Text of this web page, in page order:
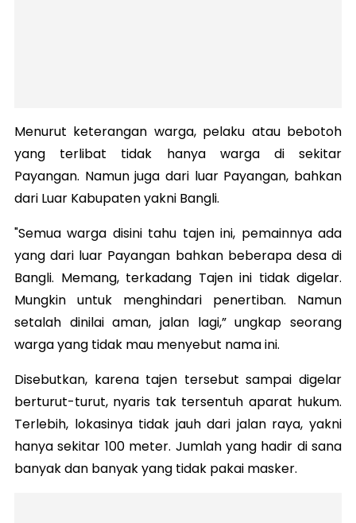
Menurut keterangan warga, pelaku atau bebotoh
yang terlibat tidak hanya warga di sekitar
Payangan. Namun juga dari luar Payangan, bahkan
dari Luar Kabupaten yakni Bangli.
"Semua warga disini tahu tajen ini, pemainnya ada
yang dari luar Payangan bahkan beberapa desa di
Bangli. Memang, terkadang Tajen ini tidak digelar.
Mungkin untuk menghindari penertiban. Namun
setalah dinilai aman, jalan lagi,” ungkap seorang
warga yang tidak mau menyebut nama ini.
Disebutkan, karena tajen tersebut sampai digelar
berturut-turut, nyaris tak tersentuh aparat hukum.
Terlebih, lokasinya tidak jauh dari jalan raya, yakni
hanya sekitar 100 meter. Jumlah yang hadir di sana
banyak dan banyak yang tidak pakai masker.